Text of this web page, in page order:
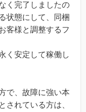
く完了しましたの
状態にして、同梱
客様と調整するフ
く安定して稼働し
で、故障に強い本
されている方は、